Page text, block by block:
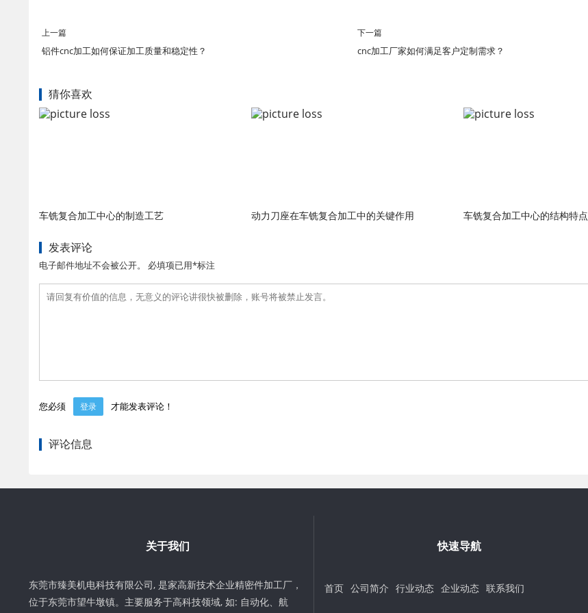
上一篇
铝件cnc加工如何保证加工质量和稳定性？
下一篇
cnc加工厂家如何满足客户定制需求？
猜你喜欢
车铣复合加工中心的制造工艺 动力刀座在车铣复合加工中的关键作用 车铣复合加工中心的结构特点
发表评论
电子邮件地址不会被公开。 必填项已用*标注
您必须 登录 才能发表评论！
评论信息
关于我们
东莞市臻美机电科技有限公司, 是家高新技术企业精密件加工厂，
位于东莞市望牛墩镇。主要服务于高科技领域, 如: 自动化、航
快速导航
首页 公司简介 行业动态 企业动态 联系我们